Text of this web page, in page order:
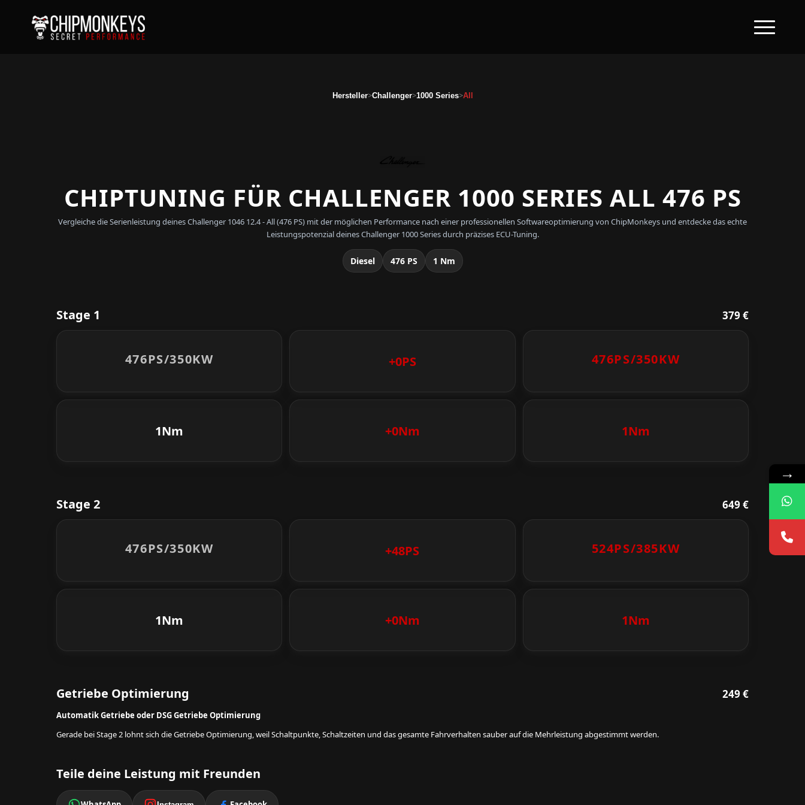
Hersteller>Challenger>1000 Series>All
CHIPTUNING FÜR CHALLENGER 1000 SERIES ALL 476 PS
Vergleiche die Serienleistung deines Challenger 1046 12.4 - All (476 PS) mit der möglichen Performance nach einer professionellen Softwareoptimierung von ChipMonkeys und entdecke das echte
Leistungspotenzial deines Challenger 1000 Series durch präzises ECU-Tuning.
Diesel 476 PS 1 Nm
Stage 1 379 €
476PS/350KW +0PS 476PS/350KW
1Nm +0Nm 1Nm
Stage 2 649 €
476PS/350KW +48PS 524PS/385KW
1Nm +0Nm 1Nm
Getriebe Optimierung 249 €
Automatik Getriebe oder DSG Getriebe Optimierung
Gerade bei Stage 2 lohnt sich die Getriebe Optimierung, weil Schaltpunkte, Schaltzeiten und das gesamte Fahrverhalten sauber auf die Mehrleistung abgestimmt werden.
Teile deine Leistung mit Freunden
→